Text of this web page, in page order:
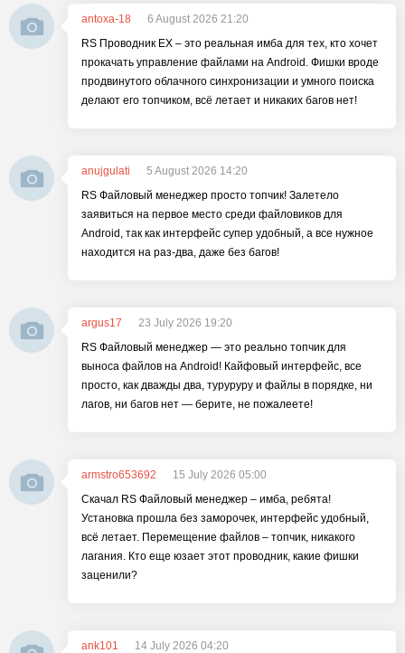
antoxa-18
6 August 2026 21:20
RS Проводник EX – это реальная имба для тех, кто хочет
прокачать управление файлами на Android. Фишки вроде
продвинутого облачного синхронизации и умного поиска
делают его топчиком, всё летает и никаких багов нет!
anujgulati
5 August 2026 14:20
RS Файловый менеджер просто топчик! Залетело
заявиться на первое место среди файловиков для
Android, так как интерфейс супер удобный, а все нужное
находится на раз-два, даже без багов!
argus17
23 July 2026 19:20
RS Файловый менеджер — это реально топчик для
выноса файлов на Android! Кайфовый интерфейс, все
просто, как дважды два, туруруру и файлы в порядке, ни
лагов, ни багов нет — берите, не пожалеете!
armstro653692
15 July 2026 05:00
Скачал RS Файловый менеджер – имба, ребята!
Установка прошла без заморочек, интерфейс удобный,
всё летает. Перемещение файлов – топчик, никакого
лагания. Кто еще юзает этот проводник, какие фишки
заценили?
ank101
14 July 2026 04:20